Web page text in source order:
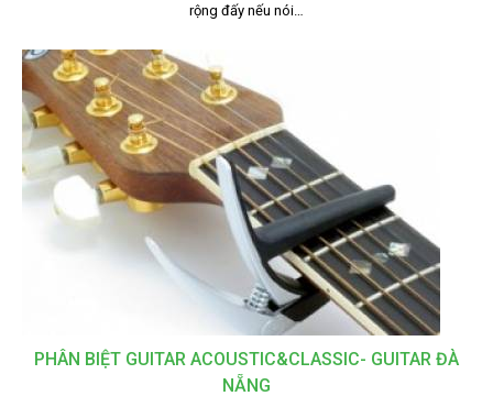
rộng đấy nếu nói…
PHÂN BIỆT GUITAR ACOUSTIC&CLASSIC- GUITAR ĐÀ
NẴNG